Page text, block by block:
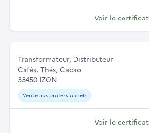
Voir le certificat
Transformateur, Distributeur
Cafés, Thés, Cacao
33450 IZON
Vente aux professionnels
Voir le certificat